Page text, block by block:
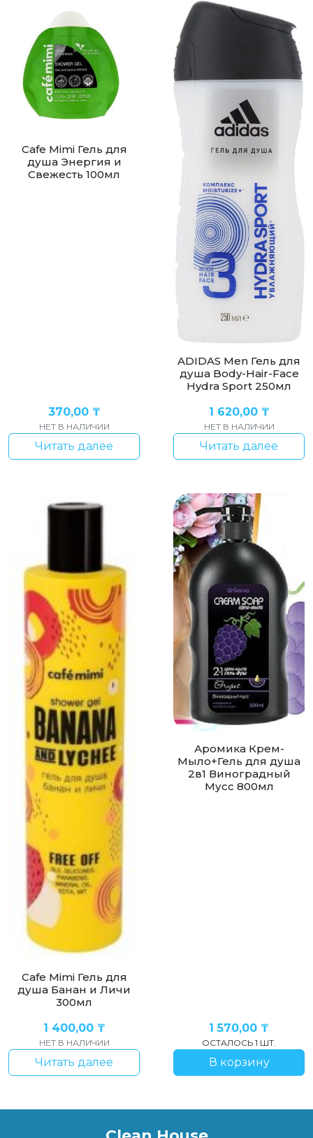
Cafe Mimi Гель для
душа Энергия и
Свежесть 100мл
370,00 ₸
НЕТ В НАЛИЧИИ
Читать далее
ADIDAS Men Гель для
душа Body-Hair-Face
Hydra Sport 250мл
1 620,00 ₸
НЕТ В НАЛИЧИИ
Читать далее
Cafe Mimi Гель для
душа Банан и Личи
300мл
1 400,00 ₸
НЕТ В НАЛИЧИИ
Читать далее
Аромика Крем-
Мыло+Гель для душа
2в1 Виноградный
Мусс 800мл
1 570,00 ₸
ОСТАЛОСЬ 1 ШТ.
В корзину